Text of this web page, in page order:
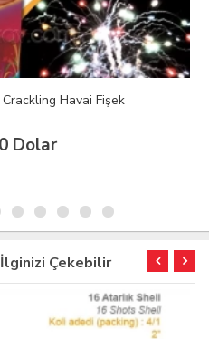
Havai Fişek
Dolar
Çekebilir